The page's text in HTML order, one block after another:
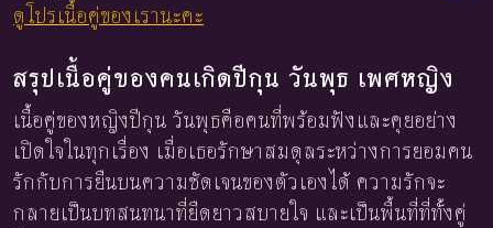
ดูโปรเนื้อคู่ของเรานะคะ
สรุปเนื้อคู่ของคนเกิดปีกุน วันพุธ เพศหญิง
เนื้อคู่ของหญิงปีกุน วันพุธคือคนที่พร้อมฟังและคุยอย่าง
เปิดใจในทุกเรื่อง เมื่อเธอรักษาสมดุลระหว่างการยอมคน
รักกับการยืนบนความชัดเจนของตัวเองได้ ความรักจะ
กลายเป็นบทสนทนาที่ยืดยาวสบายใจ และเป็นพื้นที่ที่ทั้งคู่